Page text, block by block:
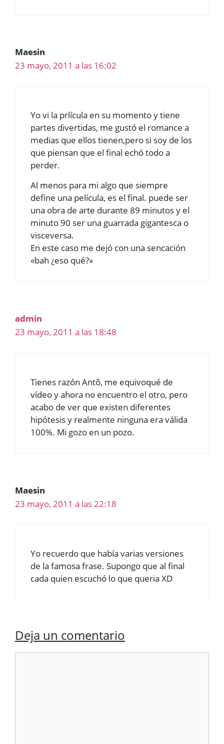
Maesin
23 mayo, 2011 a las 16:02
Yo vi la prlícula en su momento y tiene
partes divertidas, me gustó el romance a
medias que ellos tienen,pero si soy de los
que piensan que el final echó todo a
perder.
Al menos para mi algo que siempre
define una película, es el final. puede ser
una obra de arte durante 89 minutos y el
minuto 90 ser una guarrada gigantesca o
visceversa.
En este caso me dejó con una sencación
«bah ¿eso qué?»
admin
23 mayo, 2011 a las 18:48
Tienes razón Antô, me equivoqué de
vídeo y ahora no encuentro el otro, pero
acabo de ver que existen diferentes
hipótesis y realmente ninguna era válida
100%. Mi gozo en un pozo.
Maesin
23 mayo, 2011 a las 22:18
Yo recuerdo que había varias versiones
de la famosa frase. Supongo que al final
cada quien escuchó lo que queria XD
Deja un comentario